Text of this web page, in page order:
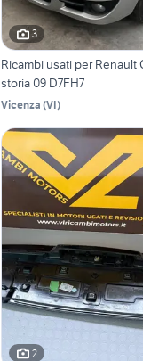
3
Ricambi usati per Renault
storia 09 D7FH7
Vicenza (VI)
2